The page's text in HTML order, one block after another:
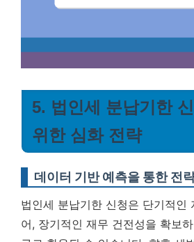
5. 법인세 분납기한
위한 심화 전략
데이터 기반 예측을 통한 전
법인세 분납기한 신청은 단기적인
어, 장기적인 재무 건전성을 확보